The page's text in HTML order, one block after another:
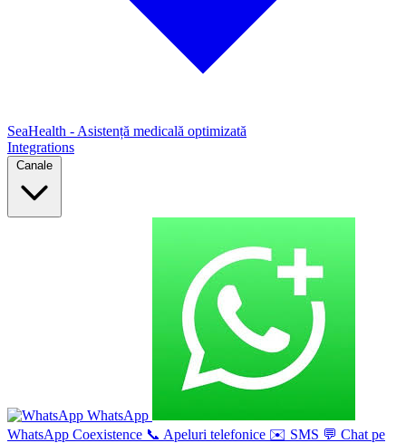
SeaHealth - Asistență medicală optimizată
Integrations
Canale
WhatsApp
WhatsApp Coexistence 📞 Apeluri telefonice ✉️ SMS 💬 Chat pe